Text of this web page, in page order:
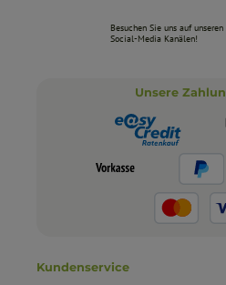
Besuchen Sie uns auf unseren
Social-Media Kanälen!
Unsere
Kundenservice